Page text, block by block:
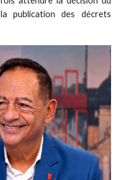
publication des décrets